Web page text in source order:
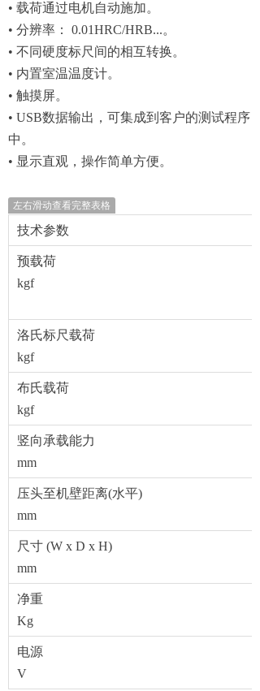
• 载荷通过电机自动施加。
• 分辨率： 0.01HRC/HRB...。
• 不同硬度标尺间的相互转换。
• 内置室温温度计。
• 触摸屏。
• USB数据输出，可集成到客户的测试程序
中。
• 显示直观，操作简单方便。
左右滑动查看完整表格
技术参数
预载荷
kgf
洛氏标尺载荷
kgf
布氏载荷
kgf
竖向承载能力
mm
压头至机壁距离(水平)
mm
尺寸 (W x D x H)
mm
净重
Kg
电源
V